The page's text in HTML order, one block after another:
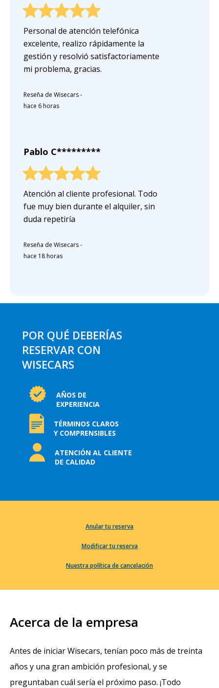
Personal de atención telefónica
excelente, realizo rápidamente la
gestión y resolvió satisfactoriamente
mi problema, gracias.
Reseña de Wisecars-
hace 6 horas
Pablo C*********
Atención al cliente profesional. Todo
fue muy bien durante el alquiler, sin
duda repetiría
Reseña de Wisecars-
hace 18 horas
POR QUÉ DEBERÍAS
RESERVAR CON
WISECARS
AÑOS DE
EXPERIENCIA
TÉRMINOS CLAROS
Y COMPRENSIBLES
ATENCIÓN AL CLIENTE
DE CALIDAD
Anular tu reserva
Modificar tu reserva
Nuestra política de cancelación
Acerca de la empresa
Antes de iniciar Wisecars, tenían poco más de treinta
años y una gran ambición profesional, y se
preguntaban cuál sería el próximo paso. ¡Todo